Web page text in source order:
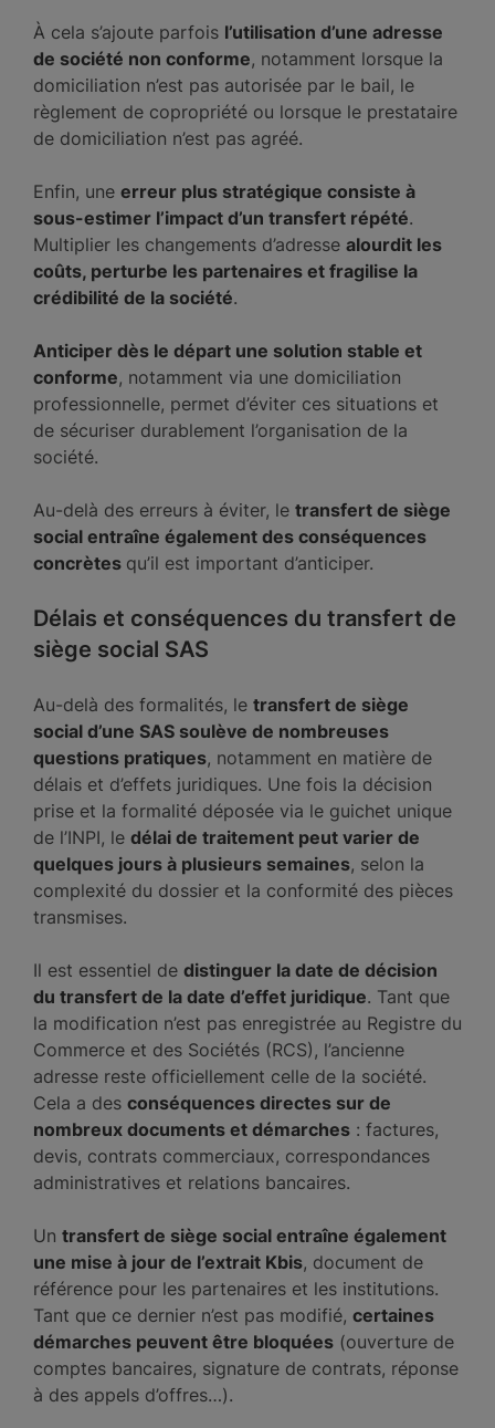
À cela s’ajoute parfois l’utilisation d’une adresse
de société non conforme, notamment lorsque la
domiciliation n’est pas autorisée par le bail, le
règlement de copropriété ou lorsque le prestataire
de domiciliation n’est pas agréé.
Enfin, une erreur plus stratégique consiste à
sous-estimer l’impact d’un transfert répété.
Multiplier les changements d’adresse alourdit les
coûts, perturbe les partenaires et fragilise la
crédibilité de la société.
Anticiper dès le départ une solution stable et
conforme, notamment via une domiciliation
professionnelle, permet d’éviter ces situations et
de sécuriser durablement l’organisation de la
société.
Au-delà des erreurs à éviter, le transfert de siège
social entraîne également des conséquences
concrètes qu’il est important d’anticiper.
Délais et conséquences du transfert de
siège social SAS
Au-delà des formalités, le transfert de siège
social d’une SAS soulève de nombreuses
questions pratiques, notamment en matière de
délais et d’effets juridiques. Une fois la décision
prise et la formalité déposée via le guichet unique
de l’INPI, le délai de traitement peut varier de
quelques jours à plusieurs semaines, selon la
complexité du dossier et la conformité des pièces
transmises.
Il est essentiel de distinguer la date de décision
du transfert de la date d’effet juridique. Tant que
la modification n’est pas enregistrée au Registre du
Commerce et des Sociétés (RCS), l’ancienne
adresse reste officiellement celle de la société.
Cela a des conséquences directes sur de
nombreux documents et démarches : factures,
devis, contrats commerciaux, correspondances
administratives et relations bancaires.
Un transfert de siège social entraîne également
une mise à jour de l’extrait Kbis, document de
référence pour les partenaires et les institutions.
Tant que ce dernier n’est pas modifié, certaines
démarches peuvent être bloquées (ouverture de
comptes bancaires, signature de contrats, réponse
à des appels d’offres…).